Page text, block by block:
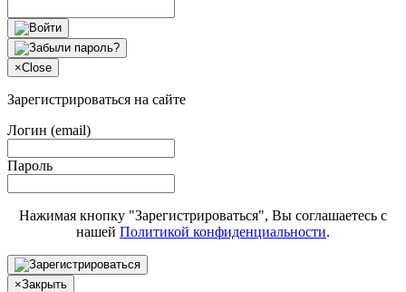
×Close
Зарегистрироваться на сайте
Логин (email)
Пароль
Нажимая кнопку "Зарегистрироваться", Вы соглашаетесь с
нашей Политикой конфиденциальности.
×Закрыть